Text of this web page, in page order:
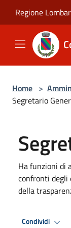
Regione
Home >
Segretario
Ha funzioni di
confronti degli
della
Condividi